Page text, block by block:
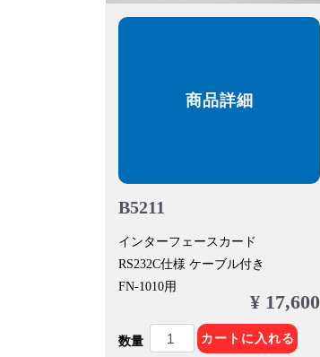
商品詳細
B5211
インターフェースカード
RS232C仕様 ケーブル付き
FN-1010用
¥ 17,600
数量 カートに入れる